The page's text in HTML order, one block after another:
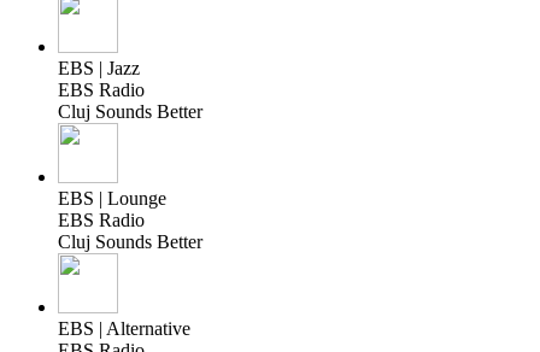
EBS | Jazz
EBS Radio
Cluj Sounds Better
EBS | Lounge
EBS Radio
Cluj Sounds Better
EBS | Alternative